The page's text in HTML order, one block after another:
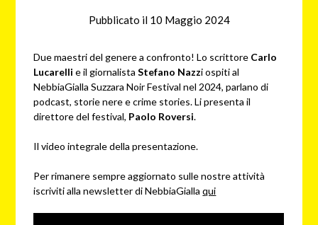
Pubblicato il 10 Maggio 2024da
Due maestri del genere a confronto! Lo scrittore Carlo
Lucarelli e il giornalistaStefano Nazzi ospiti al
NebbiaGialla Suzzara Noir Festival nel 2024, parlano di
podcast, storie nere e crime stories. Li presenta il
direttore del festival, Paolo Roversi.
Il video integrale della presentazione.
Per rimanere sempre aggiornato sulle nostre attività
iscriviti alla newsletter di NebbiaGiallaqui